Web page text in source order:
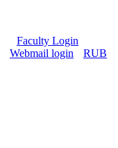
Faculty Login
Webmail login
RUB